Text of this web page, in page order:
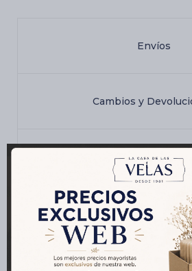
Envíos
Cambios y
Medios de pago
Productos que te